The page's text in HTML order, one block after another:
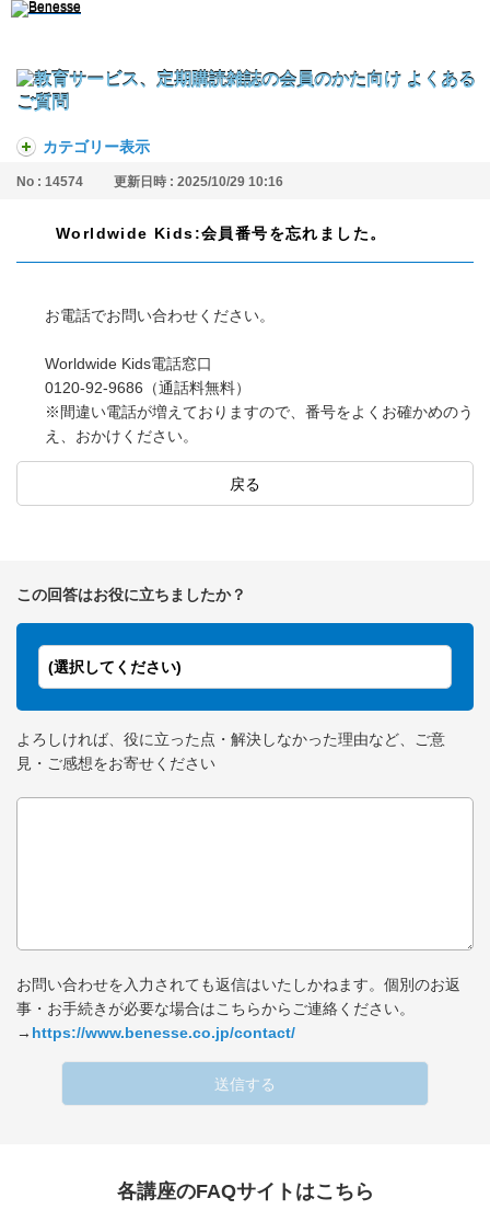
カテゴリー表示
No : 14574 更新日時 : 2025/10/29 10:16
Worldwide Kids:会員番号を忘れました。
お電話でお問い合わせください。
Worldwide Kids電話窓口
0120-92-9686（通話料無料）
※間違い電話が増えておりますので、番号をよくお確かめのう
え、おかけください。
戻る
この回答はお役に立ちましたか？
(選択してください)
よろしければ、役に立った点・解決しなかった理由など、ご意
見・ご感想をお寄せください
お問い合わせを入力されても返信はいたしかねます。個別のお返
事・お手続きが必要な場合はこちらからご連絡ください。
→ https://www.benesse.co.jp/contact/
送信する
各講座のFAQサイトはこちら